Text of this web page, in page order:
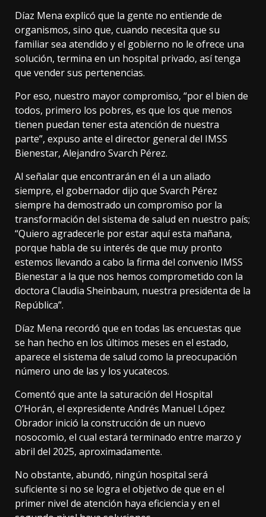
Díaz Mena explicó que la gente no entiende de
organismos, sino que, cuando necesita que su
familiar sea atendido y el gobierno no le ofrece una
solución, termina en un hospital privado, así tenga
que vender sus pertenencias.
Por eso, nuestro mayor compromiso, “por el bien de
todos, primero los pobres, es que los que menos
tienen puedan tener esta atención de nuestra
parte”, expuso ante el director general del IMSS
Bienestar, Alejandro Svarch Pérez.
Al señalar que encontrarán en él a un aliado
siempre, el gobernador dijo que Svarch Pérez
siempre ha demostrado un compromiso por la
transformación del sistema de salud en nuestro país;
“Quiero agradecerle por estar aquí esta mañana,
porque habla de su interés de que muy pronto
estemos llevando a cabo la firma del convenio IMSS
Bienestar a la que nos hemos comprometido con la
doctora Claudia Sheinbaum, nuestra presidenta de la
República”.
Díaz Mena recordó que en todas las encuestas que
se han hecho en los últimos meses en el estado,
aparece el sistema de salud como la preocupación
número uno de las y los yucatecos.
Comentó que ante la saturación del Hospital
O’Horán, el expresidente Andrés Manuel López
Obrador inició la construcción de un nuevo
nosocomio, el cual estará terminado entre marzo y
abril del 2025, aproximadamente.
No obstante, abundó, ningún hospital será
suficiente si no se logra el objetivo de que en el
primer nivel de atención haya eficiencia y en el